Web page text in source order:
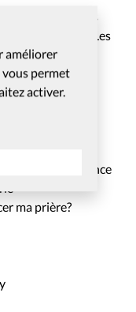
améliorer
permet
activer.
des personnes
– Les
corps?
erreur»
lui font confiance
ma prière?